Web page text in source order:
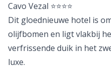
Cavo Vezal ⭐⭐⭐⭐
Dit gloednieuwe hotel is
olijfbomen en ligt vlakbij
verfrissende duik in het
luxe.